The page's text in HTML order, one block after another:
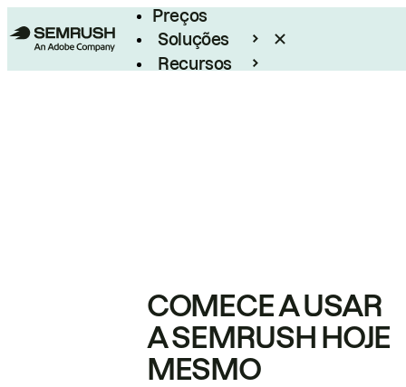
Preços
Soluções
Recursos
COMECE A USAR
A SEMRUSH HOJE
MESMO